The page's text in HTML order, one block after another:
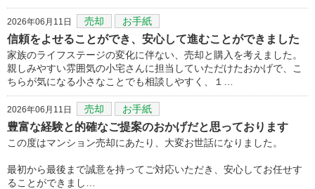
2026年06月11日 売却 お手紙
信頼をよせることができ、安心して進むことができました
家族のライフステージの変化に伴ない、売却と購入を考えました。
親しみやすい雰囲気の小宅さんに担当していただけたおかげで、こ
ちらが気になる小さなことでも相談しやすく、１…
2026年06月11日 売却 お手紙
豊富な経験と的確なご提案のおかげだと思っております
この度はマンション売却にあたり、大変お世話になりました。
最初から最後まで誠意を持ってご対応いただき、安心してお任せす
ることができまし…